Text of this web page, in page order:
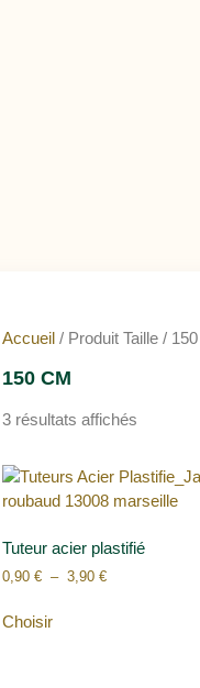
Accueil / Produit Taille /
150 CM
3 résultats affichés
Tuteur acier plastifié
0,90 € – 3,90 €
Choisir